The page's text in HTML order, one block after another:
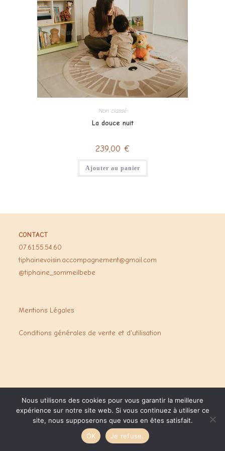
Non classé
La douce nuit
239,00 €
Ajouter au panier
CONTACT
07.61.55.54.60
tiphainevoisin.accompagnement@gmail.com
@tiphaine_sommeilbebe
Mentions Légales
Conditions générales de vente et d'utilisation
Copyright Thiphaine Voisin - 2025- by NR Graphisme
Nous utilisons des cookies pour vous garantir la meilleure
expérience sur notre site web. Si vous continuez à utiliser ce
site, nous supposerons que vous en êtes satisfait.
OK
Je refuse.